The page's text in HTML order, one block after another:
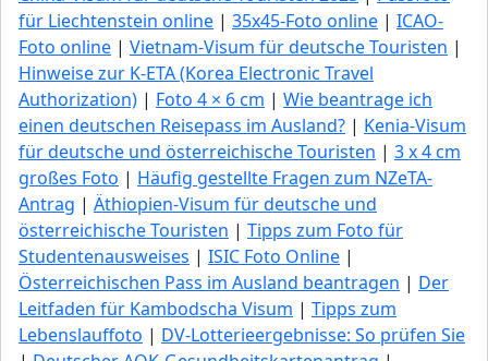
für Liechtenstein online | 35x45-Foto online | ICAO-
Foto online | Vietnam-Visum für deutsche Touristen |
Hinweise zur K-ETA (Korea Electronic Travel
Authorization) | Foto 4 × 6 cm | Wie beantrage ich
einen deutschen Reisepass im Ausland? | Kenia-Visum
für deutsche und österreichische Touristen | 3 x 4 cm
großes Foto | Häufig gestellte Fragen zum NZeTA-
Antrag | Äthiopien-Visum für deutsche und
österreichische Touristen | Tipps zum Foto für
Studentenausweises | ISIC Foto Online |
Österreichischen Pass im Ausland beantragen | Der
Leitfaden für Kambodscha Visum | Tipps zum
Lebenslauffoto | DV-Lotterieergebnisse: So prüfen Sie